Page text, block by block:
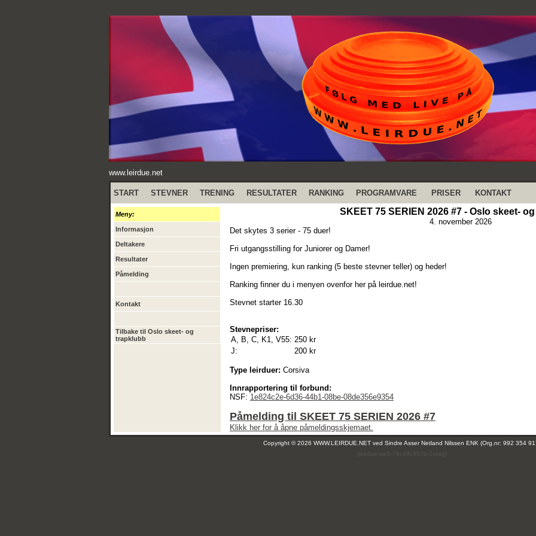
www.leirdue.net
START STEVNER TRENING RESULTATER RANKING PROGRAMVARE PRISER KONTAKT
Meny:
Informasjon
Deltakere
Resultater
Påmelding
Kontakt
Tilbake til Oslo skeet- og
trapklubb
SKEET 75 SERIEN 2026 #7 - Oslo skeet-
4. november 2026
Det skytes 3 serier - 75 duer!
Fri utgangsstilling for Juniorer og Damer!
Ingen premiering, kun ranking (5 beste stevner teller) og heder!
Ranking finner du i menyen ovenfor her på leirdue.net!
Stevnet starter 16.30
Stevnepriser:
A, B, C, K1, V55: 250 kr
J:
200 kr
Type leirduer: Corsiva
Innrapportering til forbund:
NSF: 1e824c2e-6d36-44b1-08be-08de356e9354
Påmelding til SKEET 75 SERIEN 2026 #7
Klikk her for å åpne påmeldingsskjemaet.
Copyright © 2026 WWW.LEIRDUE.NET ved Sindre Asser Netland Nilssen ENK (Org.nr: 992 354
(leirdue-web-76c49c557b-2xvxg)